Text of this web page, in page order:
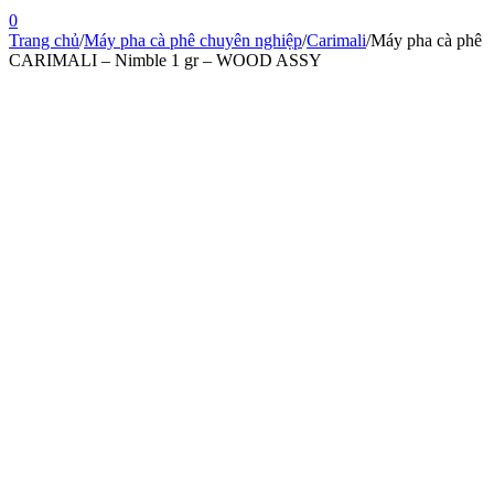
0
Trang chủ/Máy pha cà phê chuyên nghiệp/Carimali/Máy pha cà phê
CARIMALI – Nimble 1 gr – WOOD ASSY